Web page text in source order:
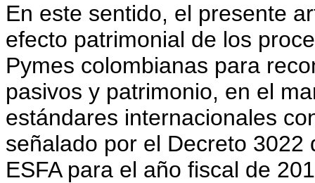
En este sentido, el presente
efecto patrimonial de los
Pymes colombianas para
pasivos y patrimonio, en el
estándares internacionales
señalado por el Decreto
ESFA para el año fiscal de